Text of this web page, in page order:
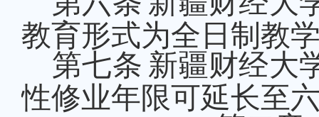
教育形式为全日制教
第七条 新疆财经大
性修业年限可延长至